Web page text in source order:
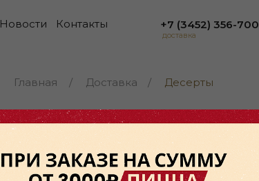
Контакты +7 (3452) 356-700
Новости
доставка
Главная / Доставка / Десерты
ДЕСЕРТЫ